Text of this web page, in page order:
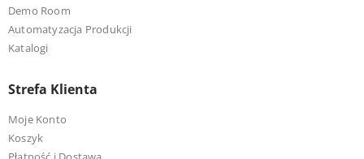
Demo Room
Automatyzacja Produkcji
Katalogi
Strefa Klienta
Moje Konto
Koszyk